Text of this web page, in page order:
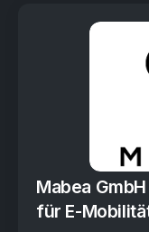
Mabea
für E-